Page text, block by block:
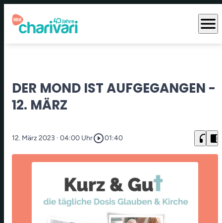
menu
DER MOND IST AUFGEGANGEN -
12. MÄRZ
12. März 2023 · 04:00 Uhrplay_circle_outline01:40 headphones chrome_reader_mode